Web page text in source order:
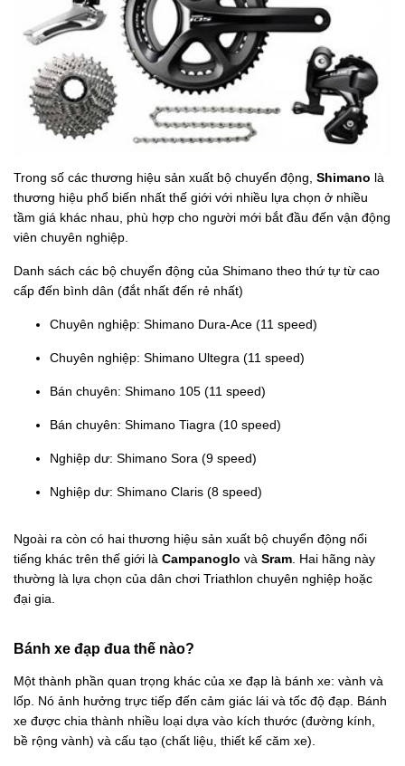
Trong số các thương hiệu sản xuất bộ chuyển động, Shimano là
thương hiệu phổ biến nhất thế giới với nhiều lựa chọn ở nhiều
tầm giá khác nhau, phù hợp cho người mới bắt đầu đến vận động
viên chuyên nghiệp.
Danh sách các bộ chuyển động của Shimano theo thứ tự từ cao
cấp đến bình dân (đắt nhất đến rẻ nhất)
Chuyên nghiệp: Shimano Dura-Ace (11 speed)
Chuyên nghiệp: Shimano Ultegra (11 speed)
Bán chuyên: Shimano 105 (11 speed)
Bán chuyên: Shimano Tiagra (10 speed)
Nghiệp dư: Shimano Sora (9 speed)
Nghiệp dư: Shimano Claris (8 speed)
Ngoài ra còn có hai thương hiệu sản xuất bộ chuyển động nổi
tiếng khác trên thế giới là Campanoglo và Sram. Hai hãng này
thường là lựa chọn của dân chơi Triathlon chuyên nghiệp hoặc
đại gia.
Bánh xe đạp đua thế nào?
Một thành phần quan trọng khác của xe đạp là bánh xe: vành và
lốp. Nó ảnh hưởng trực tiếp đến cảm giác lái và tốc độ đạp. Bánh
xe được chia thành nhiều loại dựa vào kích thước (đường kính,
bề rộng vành) và cấu tạo (chất liệu, thiết kế căm xe).